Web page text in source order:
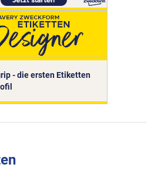
- die ersten Etiketten